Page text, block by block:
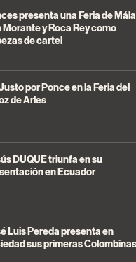
presenta una Feria de
Morante y Roca Rey como
de cartel
por Ponce en la Feria del
de Arles
DUQUE triunfa en su
en Ecuador
Luis Pereda presenta en
sus primeras Colombinas